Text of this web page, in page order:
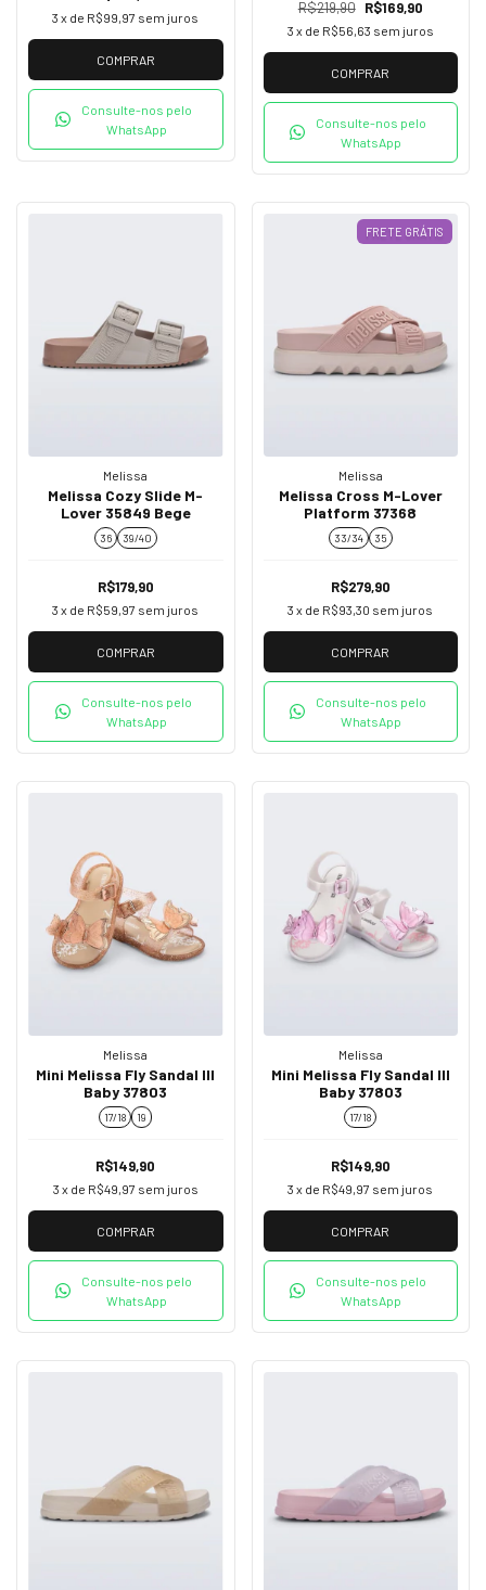
3 x de R$99,97 sem juros
COMPRAR
Consulte-nos pelo
WhatsApp
R$219,90 R$169,90
3 x de R$56,63 sem juros
COMPRAR
Consulte-nos pelo
WhatsApp
Melissa
Melissa Cozy Slide M-
Lover 35849 Bege
36 39/40
R$179,90
3 x de R$59,97 sem juros
COMPRAR
Consulte-nos pelo
WhatsApp
FRETE GRÁTIS
Melissa
Melissa Cross M-Lover
Platform 37368
33/34 35
R$279,90
3 x de R$93,30 sem juros
COMPRAR
Consulte-nos pelo
WhatsApp
Melissa
Mini Melissa Fly Sandal III
Baby 37803
17/18 19
R$149,90
3 x de R$49,97 sem juros
COMPRAR
Consulte-nos pelo
WhatsApp
Melissa
Mini Melissa Fly Sandal III
Baby 37803
17/18
R$149,90
3 x de R$49,97 sem juros
COMPRAR
Consulte-nos pelo
WhatsApp